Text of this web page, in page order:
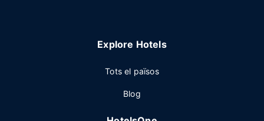
Explore Hotels
Tots el països
Blog